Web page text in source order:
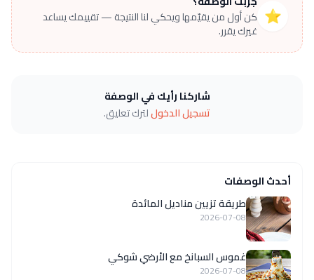
⭐ كن أول من يقيّمها ويحكي لنا النتيجة — تقييمك يساعد
غيرك يقرر.
شاركنا رأيك في الوصفة
تسجيل الدخوللترك تعليق.
أحدث الوصفات
طريقة تزيين مناديل المائدة
2026-07-08
غموس السبانخ مع الأرضي شوكي
2026-07-08